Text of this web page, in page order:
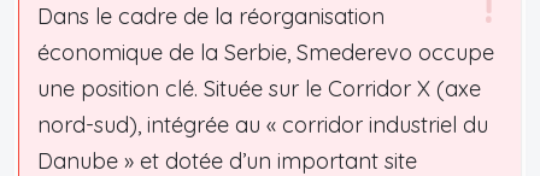
Dans le cadre de la réorganisation
économique de la Serbie, Smederevo occupe
une position clé. Située sur le Corridor X (axe
nord-sud), intégrée au « corridor industriel du
Danube » et dotée d’un important site